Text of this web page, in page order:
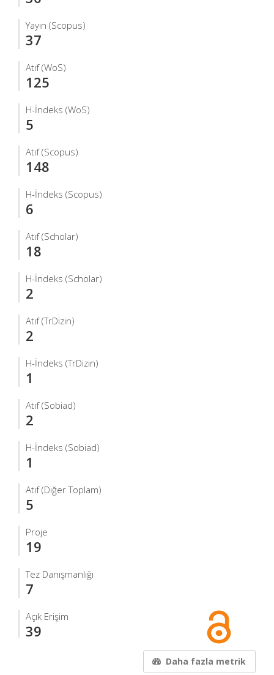
Yayın (Scopus)
37
Atıf (WoS)
125
H-İndeks (WoS)
5
Atıf (Scopus)
148
H-İndeks (Scopus)
6
Atıf (Scholar)
18
H-İndeks (Scholar)
2
Atıf (TrDizin)
2
H-İndeks (TrDizin)
1
Atıf (Sobiad)
2
H-İndeks (Sobiad)
1
Atıf (Diğer Toplam)
5
Proje
19
Tez Danışmanlığı
7
Açık Erişim
39
Daha fazla metrik